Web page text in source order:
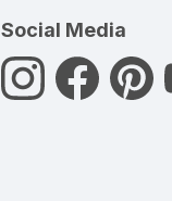
Social Media